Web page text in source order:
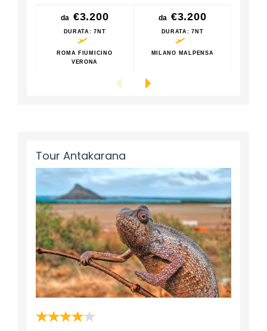
da €3.200
DURATA: 7NT
ROMA FIUMICINO
VERONA
da €3.200
DURATA: 7NT
MILANO MALPENSA
Tour Antakarana